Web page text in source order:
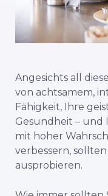
Angesichts all
von achtsamem,
Fähigkeit, Ihre
Gesundheit – und
mit hoher
verbessern, sollten
ausprobieren.